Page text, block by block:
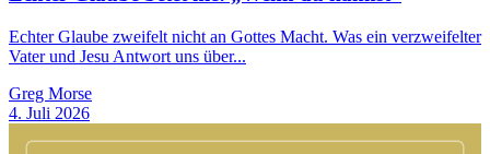
Echter Glaube zweifelt nicht an Gottes Macht. Was ein verzweifelter
Vater und Jesu Antwort uns über...
Greg Morse
4. Juli 2026